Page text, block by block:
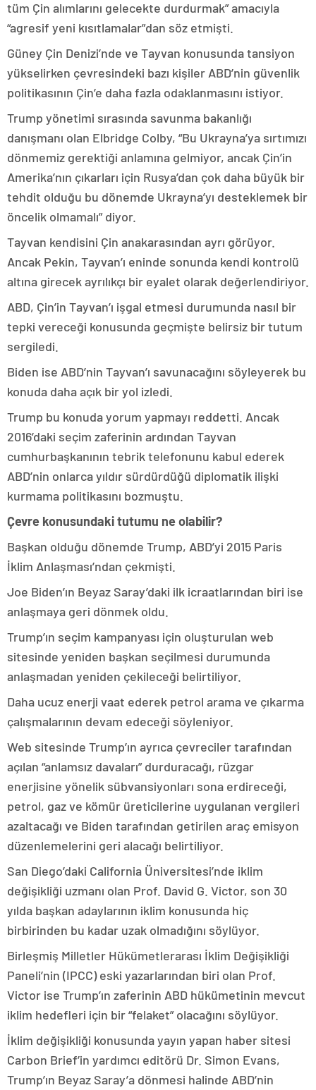
tüm Çin alımlarını gelecekte durdurmak” amacıyla
“agresif yeni kısıtlamalar”dan söz etmişti.
Güney Çin Denizi’nde ve Tayvan konusunda tansiyon
yükselirken çevresindeki bazı kişiler ABD’nin güvenlik
politikasının Çin’e daha fazla odaklanmasını istiyor.
Trump yönetimi sırasında savunma bakanlığı
danışmanı olan Elbridge Colby, “Bu Ukrayna’ya sırtımızı
dönmemiz gerektiği anlamına gelmiyor, ancak Çin’in
Amerika’nın çıkarları için Rusya’dan çok daha büyük bir
tehdit olduğu bu dönemde Ukrayna’yı desteklemek bir
öncelik olmamalı” diyor.
Tayvan kendisini Çin anakarasından ayrı görüyor.
Ancak Pekin, Tayvan’ı eninde sonunda kendi kontrolü
altına girecek ayrılıkçı bir eyalet olarak değerlendiriyor.
ABD, Çin’in Tayvan’ı işgal etmesi durumunda nasıl bir
tepki vereceği konusunda geçmişte belirsiz bir tutum
sergiledi.
Biden ise ABD’nin Tayvan’ı savunacağını söyleyerek bu
konuda daha açık bir yol izledi.
Trump bu konuda yorum yapmayı reddetti. Ancak
2016’daki seçim zaferinin ardından Tayvan
cumhurbaşkanının tebrik telefonunu kabul ederek
ABD’nin onlarca yıldır sürdürdüğü diplomatik ilişki
kurmama politikasını bozmuştu.
Çevre konusundaki tutumu ne olabilir?
Başkan olduğu dönemde Trump, ABD’yi 2015 Paris
İklim Anlaşması’ndan çekmişti.
Joe Biden’ın Beyaz Saray’daki ilk icraatlarından biri ise
anlaşmaya geri dönmek oldu.
Trump’ın seçim kampanyası için oluşturulan web
sitesinde yeniden başkan seçilmesi durumunda
anlaşmadan yeniden çekileceği belirtiliyor.
Daha ucuz enerji vaat ederek petrol arama ve çıkarma
çalışmalarının devam edeceği söyleniyor.
Web sitesinde Trump’ın ayrıca çevreciler tarafından
açılan “anlamsız davaları” durduracağı, rüzgar
enerjisine yönelik sübvansiyonları sona erdireceği,
petrol, gaz ve kömür üreticilerine uygulanan vergileri
azaltacağı ve Biden tarafından getirilen araç emisyon
düzenlemelerini geri alacağı belirtiliyor.
San Diego’daki California Üniversitesi’nde iklim
değişikliği uzmanı olan Prof. David G. Victor, son 30
yılda başkan adaylarının iklim konusunda hiç
birbirinden bu kadar uzak olmadığını söylüyor.
Birleşmiş Milletler Hükümetlerarası İklim Değişikliği
Paneli’nin (IPCC) eski yazarlarından biri olan Prof.
Victor ise Trump’ın zaferinin ABD hükümetinin mevcut
iklim hedefleri için bir “felaket” olacağını söylüyor.
İklim değişikliği konusunda yayın yapan haber sitesi
Carbon Brief’in yardımcı editörü Dr. Simon Evans,
Trump’ın Beyaz Saray’a dönmesi halinde ABD’nin